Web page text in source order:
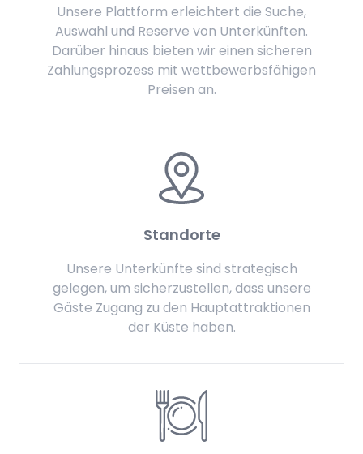
Unsere Plattform erleichtert die Suche,
Auswahl und Reserve von Unterkünften.
Darüber hinaus bieten wir einen sicheren
Zahlungsprozess mit wettbewerbsfähigen
Preisen an.
Standorte
Unsere Unterkünfte sind strategisch
gelegen, um sicherzustellen, dass unsere
Gäste Zugang zu den Hauptattraktionen
der Küste haben.